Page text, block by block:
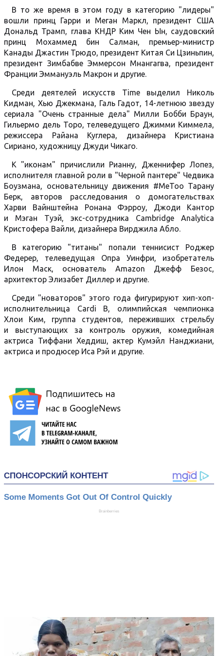
В то же время в этом году в категорию "лидеры"
вошли принц Гарри и Меган Маркл, президент США
Дональд Трамп, глава КНДР Ким Чен Ын, саудовский
принц Мохаммед бин Салман, премьер-министр
Канады Джастин Трюдо, президент Китая Си Цзиньпин,
президент Зимбабве Эммерсон Мнангагва, президент
Франции Эммануэль Макрон и другие.
Среди деятелей искусств Time выделил Николь
Кидман, Хью Джекмана, Галь Гадот, 14-летнюю звезду
сериала "Очень странные дела" Милли Бобби Браун,
Гильермо дель Торо, телеведущего Джимми Киммела,
режиссера Райана Куглера, дизайнера Кристиана
Сириано, художницу Джуди Чикаго.
К "иконам" причислили Рианну, Дженнифер Лопез,
исполнителя главной роли в "Черной пантере" Чедвика
Боузмана, основательницу движения #MeToo Тарану
Берк, авторов расследования о домогательствах
Харви Вайнштейна Ронана Фэрроу, Джоди Кантор
и Мэган Туэй, экс-сотрудника Cambridge Analytica
Кристофера Вайли, дизайнера Вирджила Абло.
В категорию "титаны" попали теннисист Роджер
Федерер, телеведущая Опра Уинфри, изобретатель
Илон Маск, основатель Amazon Джефф Безос,
архитектор Элизабет Диллер и другие.
Среди "новаторов" этого года фигурируют хип-хоп-
исполнительница Cardi B, олимпийская чемпионка
Хлои Ким, группа студентов, переживших стрельбу
и выступающих за контроль оружия, комедийная
актриса Тиффани Хеддиш, актер Кумэйл Нанджиани,
актриса и продюсер Иса Рэй и другие.